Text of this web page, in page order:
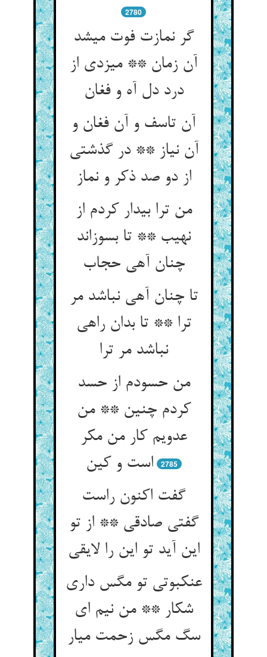
2780
گر نمازت فوت می‏شد
آن زمان ** می‏زدی از
درد دل آه و فغان‏
آن تاسف و آن فغان و
آن نیاز ** در گذشتی
از دو صد ذکر و نماز
من ترا بیدار کردم از
نهیب ** تا بسوزاند
چنان آهی حجاب‏
تا چنان آهی نباشد مر
ترا ** تا بدان راهی
نباشد مر ترا
من حسودم از حسد
کردم چنین ** من
عدویم کار من مکر
است و کین‏
2785
گفت اکنون راست
گفتی صادقی ** از تو
این آید تو این را لایقی‏
عنکبوتی تو مگس داری
شکار ** من نیم ای
سگ مگس زحمت میار